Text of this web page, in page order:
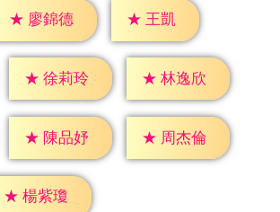
★ 廖錦德 ★ 王凱
★ 徐莉玲 ★ 林逸欣
★ 陳品妤 ★ 周杰倫
★ 楊紫瓊